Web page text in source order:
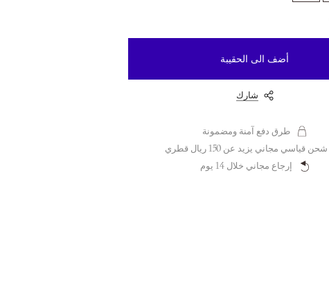
أضف الى الحقيبة
شارك
طرق دفع آمنة ومضمونة
شحن قياسي مجاني يزيد عن 150 ريال قطري
إرجاع مجاني خلال 14 يوم